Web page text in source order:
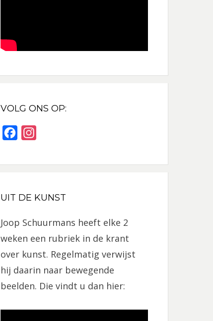
VOLG ONS OP:
c
b
o
k
s
a
r
a
m
UIT DE KUNST
Joop Schuurmans heeft elke 2
weken een rubriek in de krant
over kunst. Regelmatig verwijst
hij daarin naar bewegende
beelden. Die vindt u dan hier: